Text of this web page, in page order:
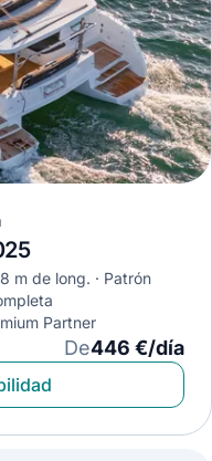
m de long.
Patrón
Partner
De446 €/día